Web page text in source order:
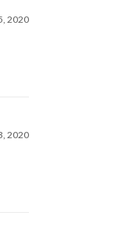
2020
2020